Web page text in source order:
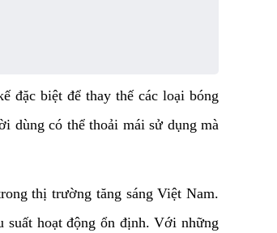
đặc biệt để thay thế các loại bóng
dùng có thể thoải mái sử dụng mà
thị trường tăng sáng Việt Nam.
suất hoạt động ổn định. Với những